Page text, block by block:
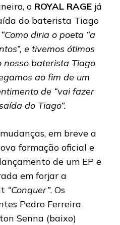
o ROYAL RAGE já
do baterista Tiago
“Como diria o poeta “a
e tivemos ótimos
nosso baterista Tiago
ao fim de um
de “vai fazer
do Tiago”.
em breve a
formação oficial e
de um EP e
em forjar a
“Conquer”. Os
Pedro Ferreira
Senna (baixo)